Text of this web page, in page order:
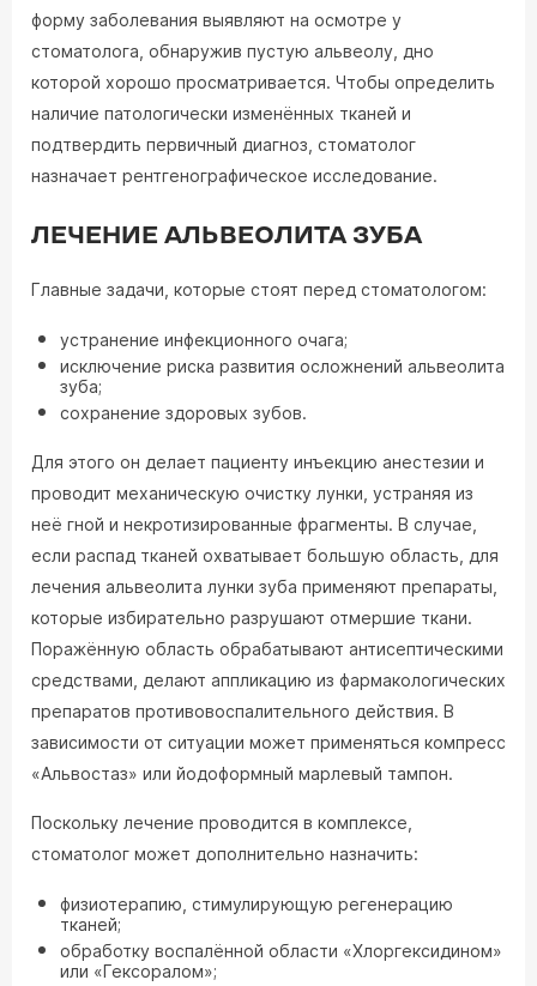
форму заболевания выявляют на осмотре у
стоматолога, обнаружив пустую альвеолу, дно
которой хорошо просматривается. Чтобы определить
наличие патологически изменённых тканей и
подтвердить первичный диагноз, стоматолог
назначает рентгенографическое исследование.
ЛЕЧЕНИЕ АЛЬВЕОЛИТА ЗУБА
Главные задачи, которые стоят перед стоматологом:
устранение инфекционного очага;
исключение риска развития осложнений альвеолита
зуба;
сохранение здоровых зубов.
Для этого он делает пациенту инъекцию анестезии и
проводит механическую очистку лунки, устраняя из
неё гной и некротизированные фрагменты. В случае,
если распад тканей охватывает большую область, для
лечения альвеолита лунки зуба применяют препараты,
которые избирательно разрушают отмершие ткани.
Поражённую область обрабатывают антисептическими
средствами, делают аппликацию из фармакологических
препаратов противовоспалительного действия. В
зависимости от ситуации может применяться компресс
«Альвостаз» или йодоформный марлевый тампон.
Поскольку лечение проводится в комплексе,
стоматолог может дополнительно назначить:
физиотерапию, стимулирующую регенерацию
тканей;
обработку воспалённой области «Хлоргексидином»
или «Гексоралом»;